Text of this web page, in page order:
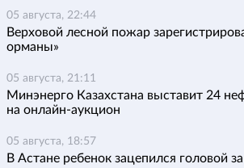
05 августа, 22:44
Верховой лесной пожар
орманы»
05 августа, 21:11
Минэнерго Казахстана выставит 24
на онлайн-аукцион
05 августа, 18:57
В Астане ребенок зацепился головой